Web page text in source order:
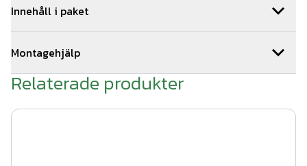
Innehåll i paket
2st Drömminge ände 1270 mm SV
3st Montageskruv träreglar 100st Art.nr.WerDe-902
5 st Drömminge mellan 1270 mm SV
9st WernamoDesign stolphatt SV Art.nr.Wer501-2
Montagehjälp
Så här monterar du ditt staket:
1. Tryck fast stolpen på stolpfoten.
Relaterade produkter